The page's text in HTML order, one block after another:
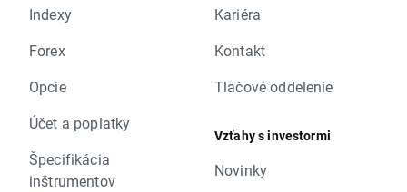
Indexy
Forex
Opcie
Účet a poplatky
Špecifikácia
inštrumentov
Kariéra
Kontakt
Tlačové oddelenie
Vzťahy s investormi
Novinky